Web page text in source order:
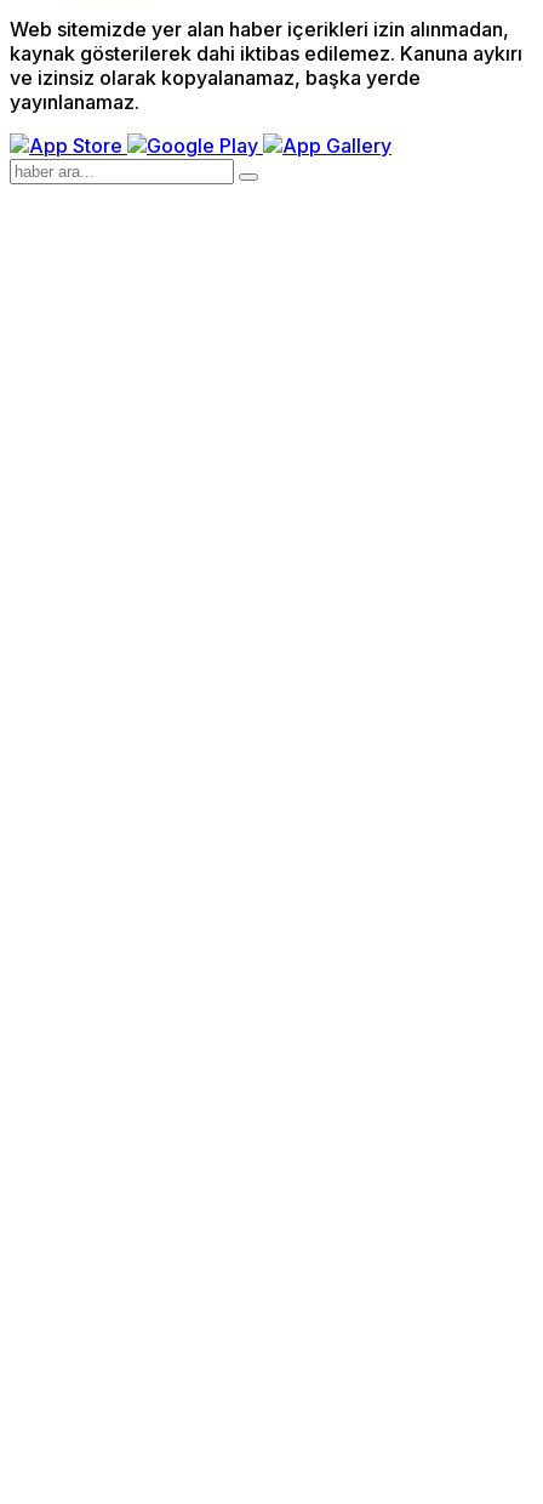
Web sitemizde yer alan haber içerikleri izin alınmadan,
kaynak gösterilerek dahi iktibas edilemez. Kanuna aykırı
ve izinsiz olarak kopyalanamaz, başka yerde
yayınlanamaz.